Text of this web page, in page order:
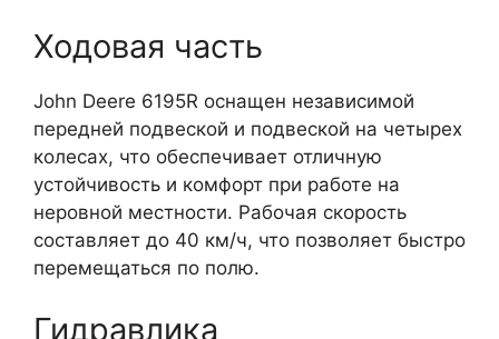
Ходовая часть
John Deere 6195R оснащен независимой
передней подвеской и подвеской на четырех
колесах, что обеспечивает отличную
устойчивость и комфорт при работе на
неровной местности. Рабочая скорость
составляет до 40 км/ч, что позволяет быстро
перемещаться по полю.
Гидравлика